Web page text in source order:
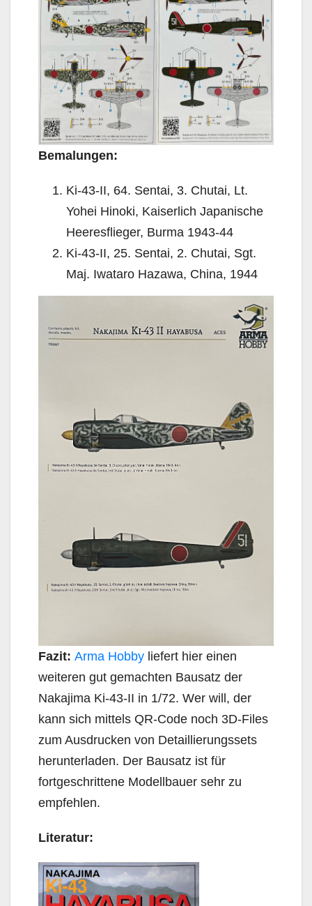
Bemalungen:
Ki-43-II, 64. Sentai, 3. Chutai, Lt.
Yohei Hinoki, Kaiserlich Japanische
Heeresflieger, Burma 1943-44
Ki-43-II, 25. Sentai, 2. Chutai, Sgt.
Maj. Iwataro Hazawa, China, 1944
Fazit: Arma Hobby liefert hier einen
weiteren gut gemachten Bausatz der
Nakajima Ki-43-II in 1/72. Wer will, der
kann sich mittels QR-Code noch 3D-Files
zum Ausdrucken von Detaillierungssets
herunterladen. Der Bausatz ist für
fortgeschrittene Modellbauer sehr zu
empfehlen.
Literatur: